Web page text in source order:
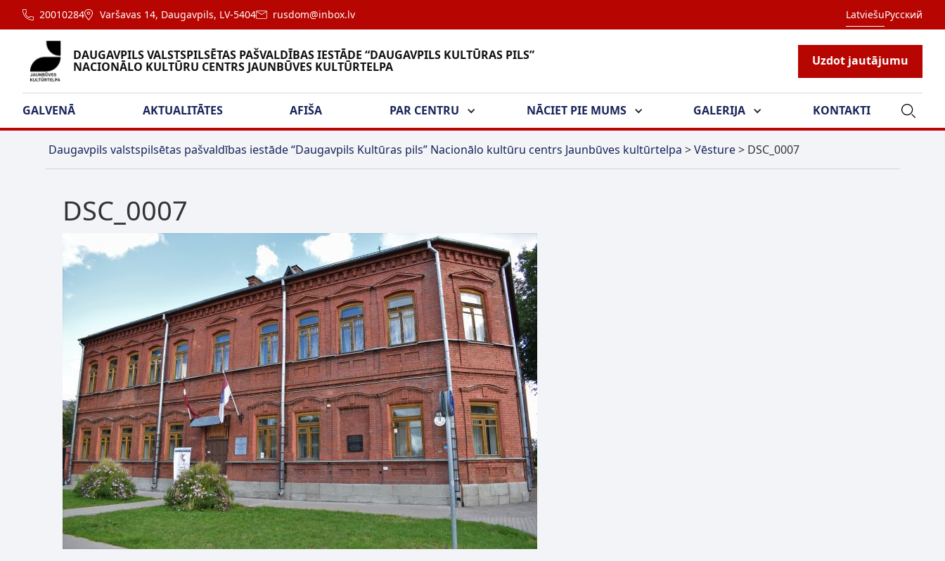
20010284 Varšavas 14, Daugavpils, LV-5404 rusdom@inbox.lv LatviešuРусский
DAUGAVPILS VALSTSPILSĒTAS PAŠVALDĪBAS IESTĀDE “DAUGAVPILS KULTŪRAS PILS”
NACIONĀLO KULTŪRU CENTRS JAUNBŪVES KULTŪRTELPA Uzdot jautājumu
GALVENĀ AKTUALITĀTES AFIŠA PAR CENTRU NĀCIET PIE MUMS GALERIJA KONTAKTI
Daugavpils valstspilsētas pašvaldības iestāde “Daugavpils Kultūras pils” Nacionālo kultūru centrs Jaunbūves kultūrtelpa >Vēsture> DSC_0007
DSC_0007